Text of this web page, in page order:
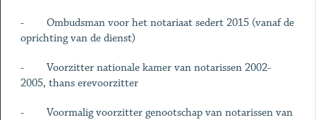
- Ombudsman voor het notariaat sedert 2015 (vanaf de
oprichting van de dienst)
- Voorzitter nationale kamer van notarissen 2002-
2005, thans erevoorzitter
- Voormalig voorzitter genootschap van notarissen van